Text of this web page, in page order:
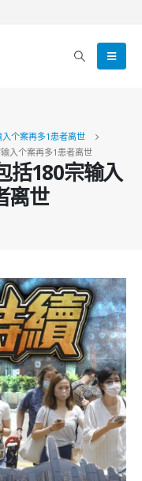
个案再多1患者离世
入个案再多1患者离世
括180宗输入
离世